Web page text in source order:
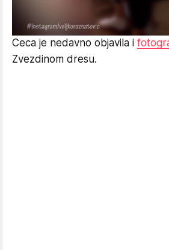
Ceca je nedavno objavila i
Zvezdinom dresu.